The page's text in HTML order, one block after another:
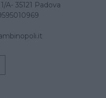
A- 35121 Padova